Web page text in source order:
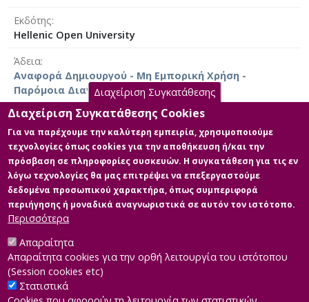
(backtesting), παρέχεται μια πολυδιάστατη ανάλυση
των πλεονεκτημάτων, των αδυναμιών και της
συνθήκες. Η ανάλυση συγκρίνει τα αποτελέσματα και
αναδεικνύει τη σημασία της τριγωνοποίησης – του
συνδυασμού πολλαπλών προσεγγίσεων VaR για την
ενίσχυση της αξιοπιστίας και της ανθεκτικότητας των
αποτελεσμάτων.
Εκδότης
Hellenic Open University
Άδεια
Αναφορά Δημιουργού - Μη Εμπορική Χρήση -
Παρόμοια Διανομή 4.0 Διεθνές
Κύρια Αρχεία Διατριβής
Full text
Περιγραφή:
Value_at_Risk_Skoulikaris_D.pdf
Διαχείριση Συγκατάθεσης
Διαχείριση Συγκατάθεσης Cookies
Για να παρέχουμε την καλύτερη εμπειρία, χρησιμοποιούμε
τεχνολογίες όπως cookies για την αποθήκευση ή/και την
πρόσβαση σε πληροφορίες συσκευών. Η συγκατάθεση για τις εν
λόγω τεχνολογίες θα μας επιτρέψει να επεξεργαστούμε
δεδομένα προσωπικού χαρακτήρα, όπως συμπεριφορά
περιήγησης ή μοναδικά αναγνωριστικά σε αυτόν τον ιστότοπο.
Περισσότερα
Απαραίτητα
Απαραίτητα cookies για την ορθή λειτουργία του ιστότοπου
(Session cookies etc)
Στατιστικά